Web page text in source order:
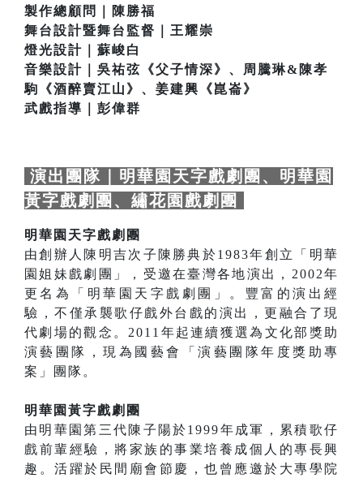
製作總顧問｜陳勝福
舞台設計暨舞台監督｜王耀崇
燈光設計｜蘇峻白
音樂設計｜吳祐弦《父子情深》、周騰琳&陳孝
駒《酒醉賣江山》、姜建興《崑崙》
武戲指導｜彭偉群
演出團隊｜明華園天字戲劇團、明華園
黃字戲劇團、繡花園戲劇團
明華園天字戲劇團
由創辦人陳明吉次子陳勝典於1983年創立「明華
園姐妹戲劇團」，受邀在臺灣各地演出，2002年
更名為「明華園天字戲劇團」。豐富的演出經
驗，不僅承襲歌仔戲外台戲的演出，更融合了現
代劇場的觀念。2011年起連續獲選為文化部獎助
演藝團隊，現為國藝會「演藝團隊年度獎助專
案」團隊。
明華園黃字戲劇團
由明華園第三代陳子陽於1999年成軍，累積歌仔
戲前輩經驗，將家族的事業培養成個人的專長興
趣。活躍於民間廟會節慶，也曾應邀於大專學院